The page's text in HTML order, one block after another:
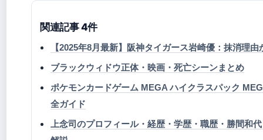
関連記事 4件
【2025年8月最新】阪神タイガース岩崎優：抹消理
ブラックウィドウ正体・映画・死亡シーンまとめ
ポケモンカードゲーム MEGA ハイクラスパック
全ガイド
上念司のプロフィール・経歴・学歴・職歴・勝間和